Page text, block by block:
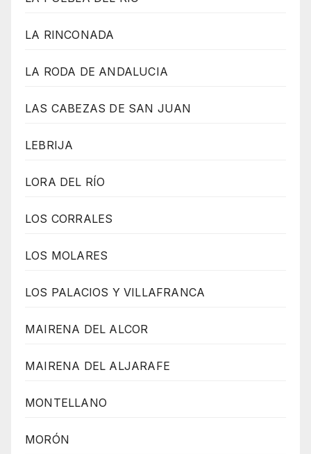
LA RINCONADA
LA RODA DE ANDALUCIA
LAS CABEZAS DE SAN JUAN
LEBRIJA
LORA DEL RÍO
LOS CORRALES
LOS MOLARES
LOS PALACIOS Y VILLAFRANCA
MAIRENA DEL ALCOR
MAIRENA DEL ALJARAFE
MONTELLANO
MORÓN